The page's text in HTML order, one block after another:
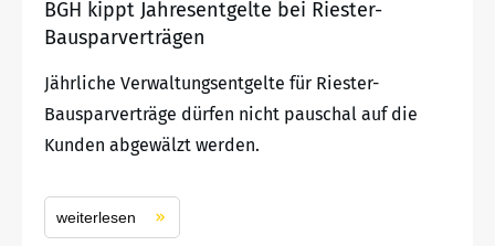
BGH kippt Jahresentgelte bei Riester-
Bausparverträgen
Jährliche Verwaltungsentgelte für Riester-
Bausparverträge dürfen nicht pauschal auf die
Kunden abgewälzt werden.
weiterlesen